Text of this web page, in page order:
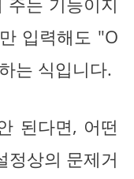
입력해도 "O
는 식입니다.
된다면, 어떤
정상의 문제거